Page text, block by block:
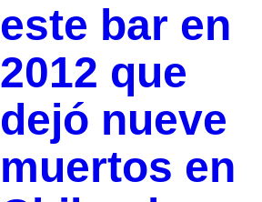
este bar en
2012 que
dejó nueve
muertos en